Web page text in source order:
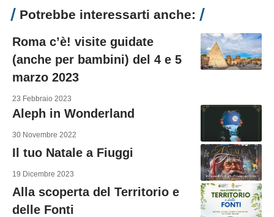
Potrebbe interessarti anche:
Roma c’è! visite guidate
(anche per bambini) del 4 e 5
marzo 2023
23 Febbraio 2023
Aleph in Wonderland
30 Novembre 2022
Il tuo Natale a Fiuggi
19 Dicembre 2023
Alla scoperta del Territorio e
delle Fonti